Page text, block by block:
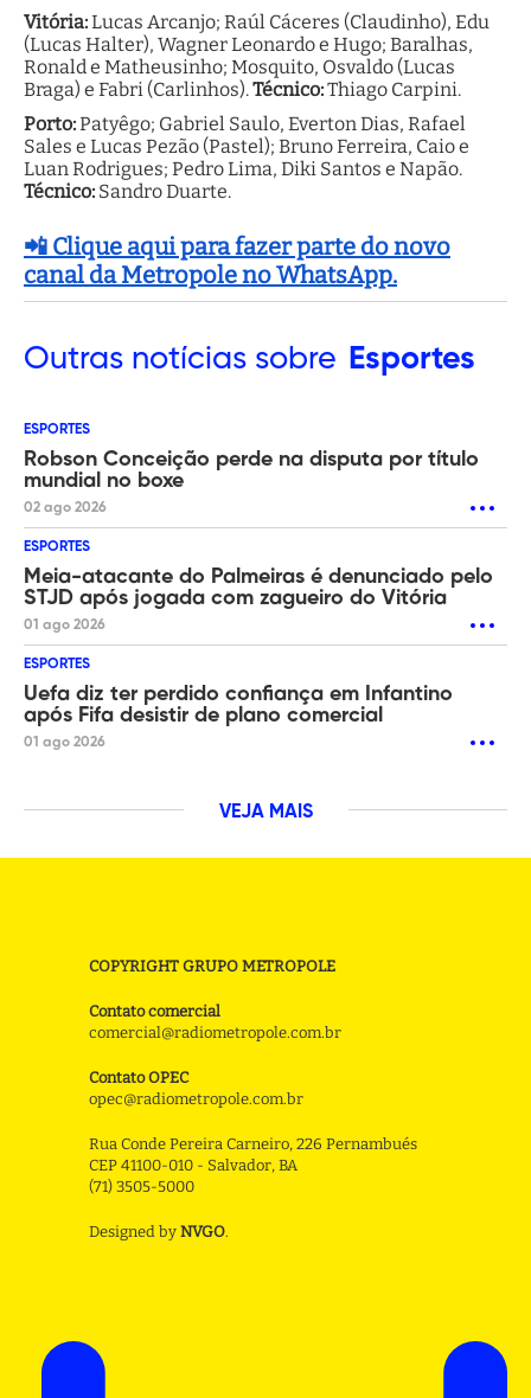
Vitória:Lucas Arcanjo; Raúl Cáceres (Claudinho), Edu
(Lucas Halter), Wagner Leonardo e Hugo; Baralhas,
Ronald e Matheusinho; Mosquito, Osvaldo (Lucas
Braga) e Fabri (Carlinhos).Técnico:Thiago Carpini.
Porto:Patyêgo; Gabriel Saulo, Everton Dias, Rafael
Sales e Lucas Pezão (Pastel); Bruno Ferreira, Caio e
Luan Rodrigues; Pedro Lima, Diki Santos e Napão.
Técnico: Sandro Duarte.
📲 Clique aqui para fazer parte do novo
canal da Metropole no WhatsApp.
Outras notícias sobre Esportes
ESPORTES
Robson Conceição perde na disputa por título
mundial no boxe
02 ago 2026
ESPORTES
Meia-atacante do Palmeiras é denunciado pelo
STJD após jogada com zagueiro do Vitória
01 ago 2026
ESPORTES
Uefa diz ter perdido confiança em Infantino
após Fifa desistir de plano comercial
01 ago 2026
VEJA MAIS
COPYRIGHT GRUPO METROPOLE
Contato comercial
comercial@radiometropole.com.br
Contato OPEC
opec@radiometropole.com.br
Rua Conde Pereira Carneiro, 226 Pernambués
CEP 41100-010 - Salvador, BA
(71) 3505-5000
Designed by NVGO.